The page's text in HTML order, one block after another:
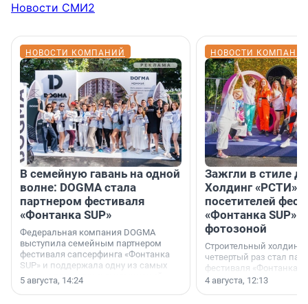
Новости СМИ2
НОВОСТИ КОМПАНИЙ
В семейную гавань на одной
волне: DOGMA стала
партнером фестиваля
«Фонтанка SUP»
Федеральная компания DOGMA
выступила семейным партнером
фестиваля сапсерфинга «Фонтанка
SUP» и поддержала одну из самых
ярких и романтичных номинаций —
«SUP-свадьба».
5 августа, 14:24
НОВОСТИ
Зажгли в стиле
Холдинг «РСТИ»
посетителей
«Фонтанка SUP»
фотозоной
Строительный холдинг
четвертый раз стал
фестиваля «Фонтанка
раз компания
4 августа, 12:13